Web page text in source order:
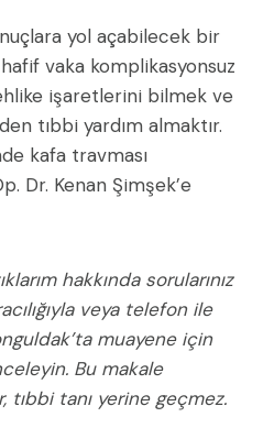
yol açabilecek bir
vaka komplikasyonsuz
işaretlerini bilmek ve
tıbbi yardım almaktır.
kafa travması
Dr. Kenan Şimşek’e
hakkında sorularınız
veya telefon ile
muayene için
Bu makale
tıbbi tanı yerine geçmez.